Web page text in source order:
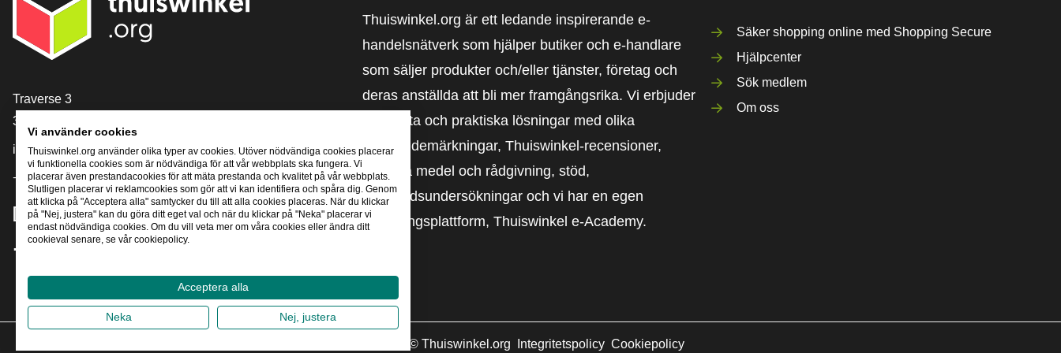
[_General:Contact]
Traverse 3
3905 NL Veenendaal
info@thuiswinkel.org
+31 (0)318 64 85 75
[_General:SocialMediaTitle]
Thuiswinkel.org är ett ledande inspirerande e-
handelsnätverk som hjälper butiker och e-handlare
som säljer produkter och/eller tjänster, företag och
deras anställda att bli mer framgångsrika. Vi erbjuder
relevanta och praktiska lösningar med olika
förtroendemärkningar, Thuiswinkel-recensioner,
rättsliga medel och rådgivning, stöd,
marknadsundersökningar och vi har en egen
utbildningsplattform, Thuiswinkel e-Academy.
Säker shopping online med Shopping Secure
Hjälpcenter
Sök medlem
Om oss
©Thuiswinkel.org Integritetspolicy Cookiepolicy
Vi använder cookies
Thuiswinkel.org använder olika typer av cookies. Utöver nödvändiga cookies placerar
vi funktionella cookies som är nödvändiga för att vår webbplats ska fungera. Vi
placerar även prestandacookies för att mäta prestanda och kvalitet på vår webbplats.
Slutligen placerar vi reklamcookies som gör att vi kan identifiera och spåra dig. Genom
att klicka på "Acceptera alla" samtycker du till att alla cookies placeras. När du klickar
på "Nej, justera" kan du göra ditt eget val och när du klickar på "Neka" placerar vi
endast nödvändiga cookies. Om du vill veta mer om våra cookies eller ändra ditt
cookieval senare, se vår cookiepolicy.
Acceptera alla
Neka Nej, justera